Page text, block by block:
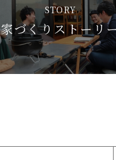
STORY
家づくりストーリ